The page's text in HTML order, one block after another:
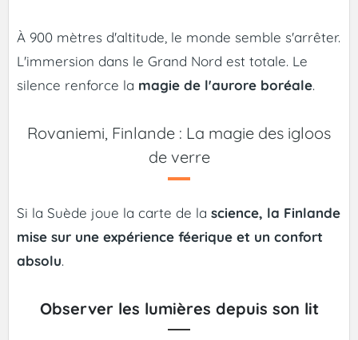
À 900 mètres d'altitude, le monde semble s'arrêter.
L'immersion dans le Grand Nord est totale. Le
silence renforce la magie de l'aurore boréale.
Rovaniemi, Finlande : La magie des igloos
de verre
Si la Suède joue la carte de la science, la Finlande
mise sur une expérience féerique et un confort
absolu.
Observer les lumières depuis son lit